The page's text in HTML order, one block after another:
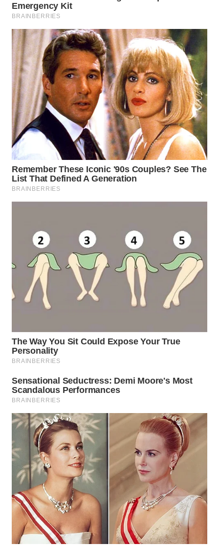
WN
MAJALENGKA
WN
SUBANG
WN
SUKABUMI
WN
PURWAKARTA
PRIANGAN
TIMUR
SOLO
WN
BOROBUDUR
MADURA
WN
WN
NATUNA
WN
BINTAN
WN
MANDALIKA
WN
LIKUPANG
WN